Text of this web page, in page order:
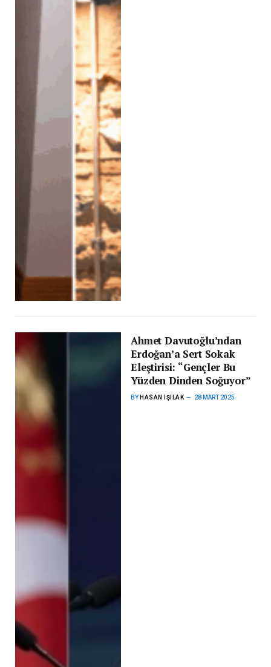
Ahmet Davutoğlu’ndan
Erdoğan’a Sert Sokak
Eleştirisi: “Gençler Bu
Yüzden Dinden Soğuyor”
BY HASAN IŞILAK 28 MART 2025